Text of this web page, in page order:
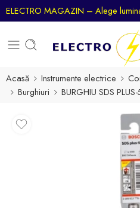
ELECTRO MAGAZIN – Alege
Acasă Instrumente electrice
Burghiuri
BURGHIU SDS